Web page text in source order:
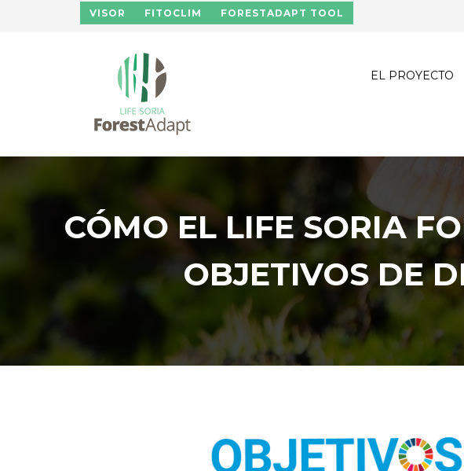
Pasar al contenido principal
VISOR FITOCLIM FORESTADAPT TOOL
EL PROYECTO
CÓMO EL LIFE SORIA
OBJETIVOS DE